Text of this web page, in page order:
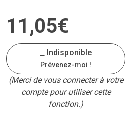
11 ,05€
Indisponible
Prévenez-moi !
(Merci de vous connecter à votre
compte pour utiliser cette
fonction.)